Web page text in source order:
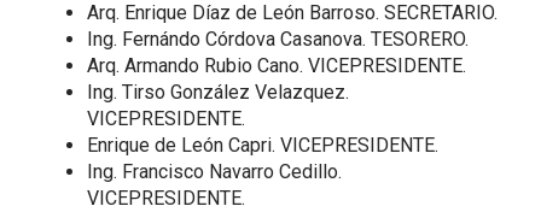
Arq. Enrique Díaz de León Barroso. SECRETARIO.
Ing. Fernándo Córdova Casanova. TESORERO.
Arq. Armando Rubio Cano. VICEPRESIDENTE.
Ing. Tirso González Velazquez.
VICEPRESIDENTE.
Enrique de León Capri. VICEPRESIDENTE.
Ing. Francisco Navarro Cedillo.
VICEPRESIDENTE.